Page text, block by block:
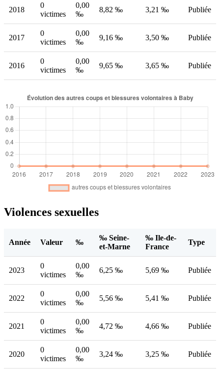
2018
0
victimes
0,00
‰
8,82 ‰ 3,21 ‰ Publiée
2017
0
victimes
0,00
‰
9,16 ‰ 3,50 ‰ Publiée
2016
0
victimes
0,00
‰
9,65 ‰ 3,65 ‰ Publiée
Violences sexuelles
Année Valeur ‰
‰ Seine-
et-Marne
‰ Ile-de-
France
Type
2023
0
victimes
0,00
‰
6,25 ‰ 5,69 ‰ Publiée
2022
0
victimes
0,00
‰
5,56 ‰ 5,41 ‰ Publiée
2021
0
victimes
0,00
‰
4,72 ‰ 4,66 ‰ Publiée
2020
0
victimes
0,00
‰
3,24 ‰ 3,25 ‰ Publiée